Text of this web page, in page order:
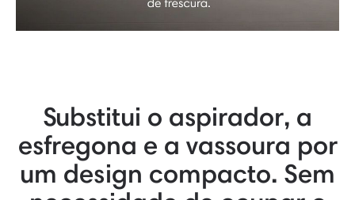
Substitui o aspirador, a
esfregona e a vassoura por
um design compacto. Sem